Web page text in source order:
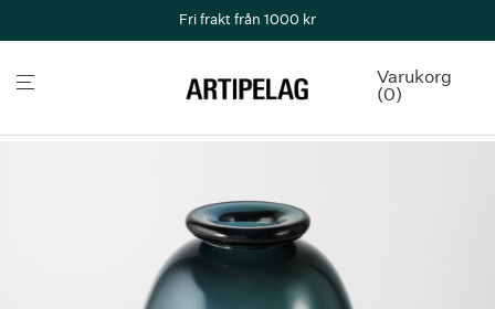
Fri frakt från 1000 kr
Varukorg
0